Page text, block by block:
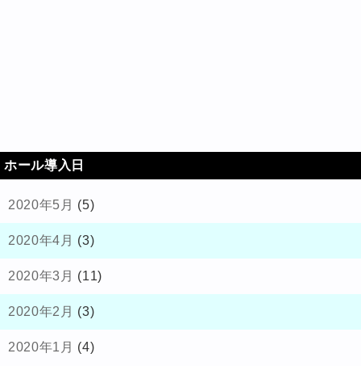
ホール導入日
2020年5月 (5)
2020年4月 (3)
2020年3月 (11)
2020年2月 (3)
2020年1月 (4)